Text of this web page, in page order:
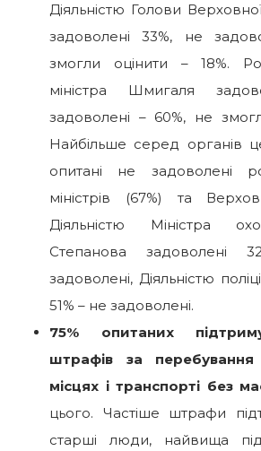
Діяльністю Голови
задоволені 33%, не
змогли оцінити – 18%.
міністра Шмигаля
задоволені – 60%, не
Найбільше серед органів
опитані не задоволені
міністрів (67%) та
Діяльністю Міністра
Степанова задоволені
задоволені, Діяльністю
51% – не задоволені.
75% опитаних
штрафів за
місцях і транспорті без
цього. Частіше штрафи
старші люди, найвища